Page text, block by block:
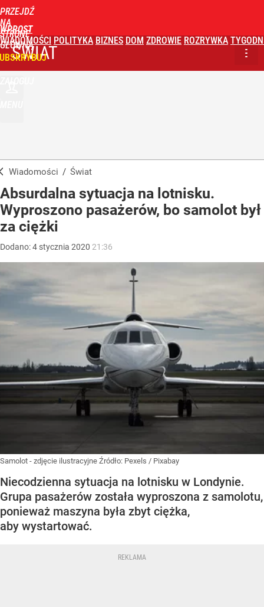
PRZEJDŹ
NA
STRONĘ
GŁÓWNĄ
WPROST
WIADOMOŚCI POLITYKA BIZNES DOM ZDROWIE ROZRYWKA
ŚWIAT
Wiadomości / Świat
Absurdalna sytuacja na lotnisku.
Wyproszono pasażerów, bo samolot był
za ciężki
Dodano:4 stycznia 2020 21:36
Samolot - zdjęcie ilustracyjne Źródło: Pexels / Pixabay
Niecodzienna sytuacja na lotnisku w Londynie.
Grupa pasażerów została wyproszona z samolotu,
ponieważ maszyna była zbyt ciężka,
aby wystartować.